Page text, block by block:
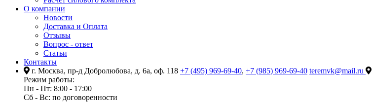
О компании
Новости
Доставка и Оплата
Отзывы
Вопрос - ответ
Статьи
Контакты
г. Москва, пр-д Добролюбова, д. 6а, оф. 118 +7 (495) 969-69-40, +7 (985) 969-69-40 teremvk@mail.ru
Режим работы:
Пн - Пт: 8:00 - 17:00
Сб - Вс: по договоренности